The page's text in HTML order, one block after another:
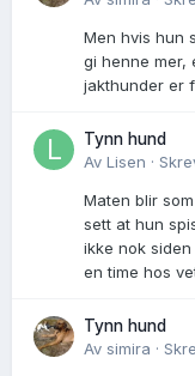
Men hvis hun
gi henne mer,
jakthunder er
Tynn hund
Av Lisen ·
Maten blir
sett at hun
ikke nok
en time hos
Tynn hund
Av simira ·